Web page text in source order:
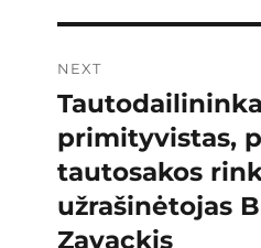
NEXT
Next
post:
primityvistas,
tautosakos
užrašinėtojas
Zavackis